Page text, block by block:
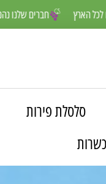
משלוח לכל הארץ
סלסלת פירות